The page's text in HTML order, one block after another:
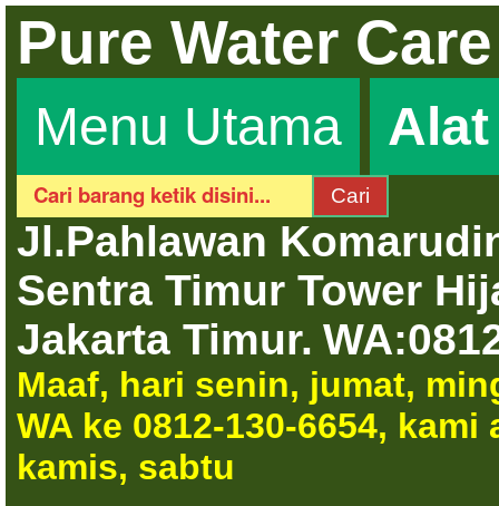
Pure Water Care
Menu Utama
Jl.Pahlawan
Sentra Timur Tower
Jakarta Timur.
Maaf, hari senin, jumat,
WA ke 0812-130-6654,
kamis, sabtu